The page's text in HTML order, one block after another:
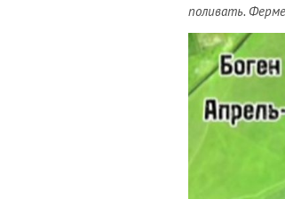
поливать.